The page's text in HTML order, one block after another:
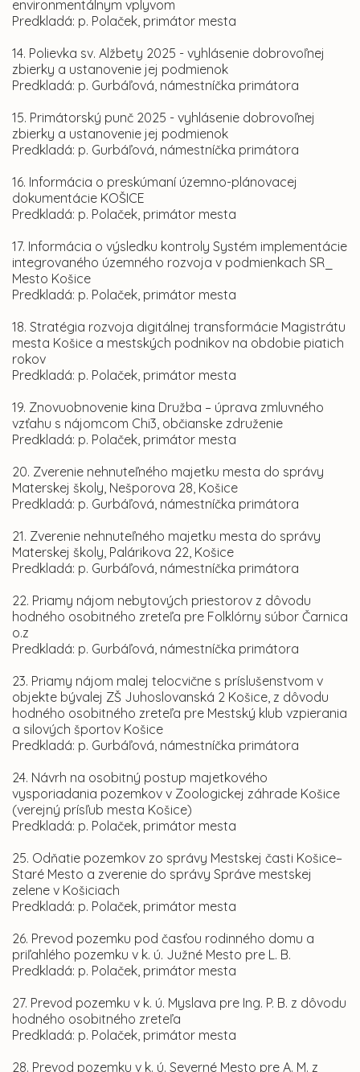
environmentálnym vplyvom
Predkladá: p. Polaček, primátor mesta
14. Polievka sv. Alžbety 2025 - vyhlásenie dobrovoľnej
zbierky a ustanovenie jej podmienok
Predkladá: p. Gurbáľová, námestníčka primátora
15. Primátorský punč 2025 - vyhlásenie dobrovoľnej
zbierky a ustanovenie jej podmienok
Predkladá: p. Gurbáľová, námestníčka primátora
16. Informácia o preskúmaní územno-plánovacej
dokumentácie KOŠICE
Predkladá: p. Polaček, primátor mesta
17. Informácia o výsledku kontroly Systém implementácie
integrovaného územného rozvoja v podmienkach SR_
Mesto Košice
Predkladá: p. Polaček, primátor mesta
18. Stratégia rozvoja digitálnej transformácie Magistrátu
mesta Košice a mestských podnikov na obdobie piatich
rokov
Predkladá: p. Polaček, primátor mesta
19. Znovuobnovenie kina Družba – úprava zmluvného
vzťahu s nájomcom Chi3, občianske združenie
Predkladá: p. Polaček, primátor mesta
20. Zverenie nehnuteľného majetku mesta do správy
Materskej školy, Nešporova 28, Košice
Predkladá: p. Gurbáľová, námestníčka primátora
21. Zverenie nehnuteľného majetku mesta do správy
Materskej školy, Palárikova 22, Košice
Predkladá: p. Gurbáľová, námestníčka primátora
22. Priamy nájom nebytových priestorov z dôvodu
hodného osobitného zreteľa pre Folklórny súbor Čarnica
o.z
Predkladá: p. Gurbáľová, námestníčka primátora
23. Priamy nájom malej telocvične s príslušenstvom v
objekte bývalej ZŠ Juhoslovanská 2 Košice, z dôvodu
hodného osobitného zreteľa pre Mestský klub vzpierania
a silových športov Košice
Predkladá: p. Gurbáľová, námestníčka primátora
24. Návrh na osobitný postup majetkového
vysporiadania pozemkov v Zoologickej záhrade Košice
(verejný prísľub mesta Košice)
Predkladá: p. Polaček, primátor mesta
25. Odňatie pozemkov zo správy Mestskej časti Košice–
Staré Mesto a zverenie do správy Správe mestskej
zelene v Košiciach
Predkladá: p. Polaček, primátor mesta
26. Prevod pozemku pod časťou rodinného domu a
priľahlého pozemku v k. ú. Južné Mesto pre L. B.
Predkladá: p. Polaček, primátor mesta
27. Prevod pozemku v k. ú. Myslava pre Ing. P. B. z dôvodu
hodného osobitného zreteľa
Predkladá: p. Polaček, primátor mesta
28. Prevod pozemku v k. ú. Severné Mesto pre A. M. z